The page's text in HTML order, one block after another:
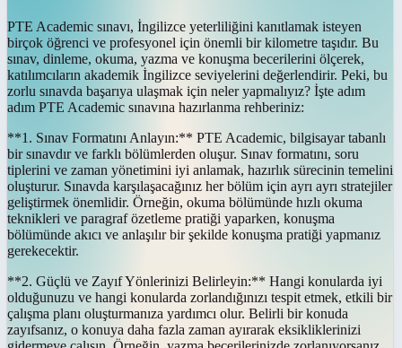
PTE Academic sınavı, İngilizce yeterliliğini kanıtlamak isteyen
birçok öğrenci ve profesyonel için önemli bir kilometre taşıdır. Bu
sınav, dinleme, okuma, yazma ve konuşma becerilerini ölçerek,
katılımcıların akademik İngilizce seviyelerini değerlendirir. Peki, bu
zorlu sınavda başarıya ulaşmak için neler yapmalıyız? İşte adım
adım PTE Academic sınavına hazırlanma rehberiniz:
**1. Sınav Formatını Anlayın:** PTE Academic, bilgisayar tabanlı
bir sınavdır ve farklı bölümlerden oluşur. Sınav formatını, soru
tiplerini ve zaman yönetimini iyi anlamak, hazırlık sürecinin temelini
oluşturur. Sınavda karşılaşacağınız her bölüm için ayrı ayrı stratejiler
geliştirmek önemlidir. Örneğin, okuma bölümünde hızlı okuma
teknikleri ve paragraf özetleme pratiği yaparken, konuşma
bölümünde akıcı ve anlaşılır bir şekilde konuşma pratiği yapmanız
gerekecektir.
**2. Güçlü ve Zayıf Yönlerinizi Belirleyin:** Hangi konularda iyi
olduğunuzu ve hangi konularda zorlandığınızı tespit etmek, etkili bir
çalışma planı oluşturmanıza yardımcı olur. Belirli bir konuda
zayıfsanız, o konuya daha fazla zaman ayırarak eksikliklerinizi